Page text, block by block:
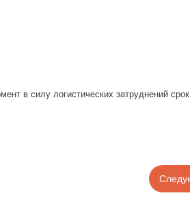
в силу логистических затруднений